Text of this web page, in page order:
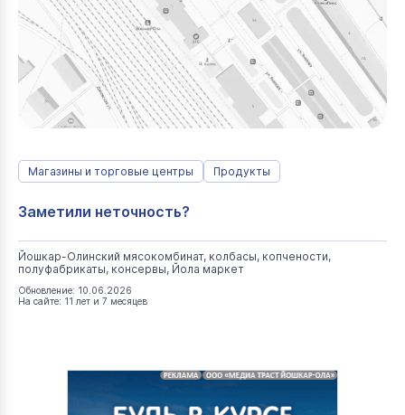
Магазины и торговые центры Продукты
Заметили неточность?
Йошкар-Олинский мясокомбинат, колбасы, копчености,
полуфабрикаты, консервы, Йола маркет
Обновление: 10.06.2026
На сайте: 11 лет и 7 месяцев